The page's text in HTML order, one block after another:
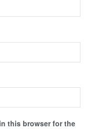
this browser for the